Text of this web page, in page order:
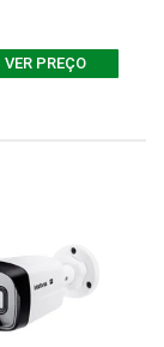
VER PREÇO